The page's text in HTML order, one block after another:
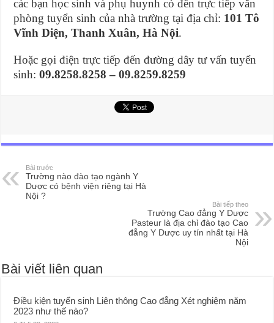
các bạn học sinh và phụ huynh có đến trực tiếp văn
phòng tuyển sinh của nhà trường tại địa chỉ: 101 Tô
Vĩnh Diện, Thanh Xuân, Hà Nội.
Hoặc gọi điện trực tiếp đến đường dây tư vấn tuyển
sinh:09.8258.8258 – 09.8259.8259
Bài trước
Trường nào đào tạo ngành Y
Dược có bệnh viện riêng tại Hà
Nội ?
Bài tiếp theo
Trường Cao đẳng Y Dược
Pasteur là địa chỉ đào tạo Cao
đẳng Y Dược uy tín nhất tại Hà
Nội
Bài viết liên quan
Điều kiện tuyển sinh Liên thông Cao đẳng Xét nghiệm năm
2023 như thế nào?